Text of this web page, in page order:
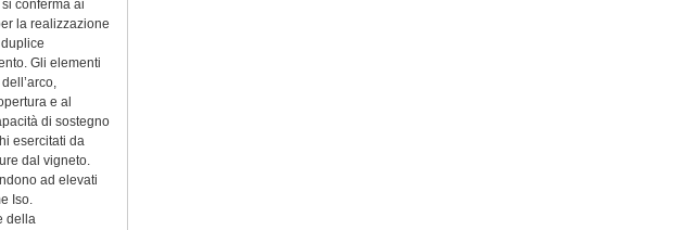
conferma ai
la realizzazione
Gli elementi
e al
di sostegno
esercitati da
dal vigneto.
ad elevati
Iso.
della